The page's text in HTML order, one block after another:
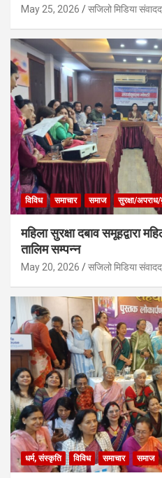
May 25, 2026 सजिलो मिडिया
विविध समाचार समाज सुरक्षा/अपराध/
महिला सुरक्षा दबाव समूहद्वारा
तालिम सम्पन्न
May 20, 2026 सजिलो मिडिया
धर्म, संस्कृति विविध समाचार समाज